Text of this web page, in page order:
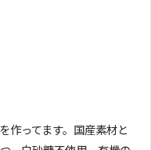
作ってます。国産素材と